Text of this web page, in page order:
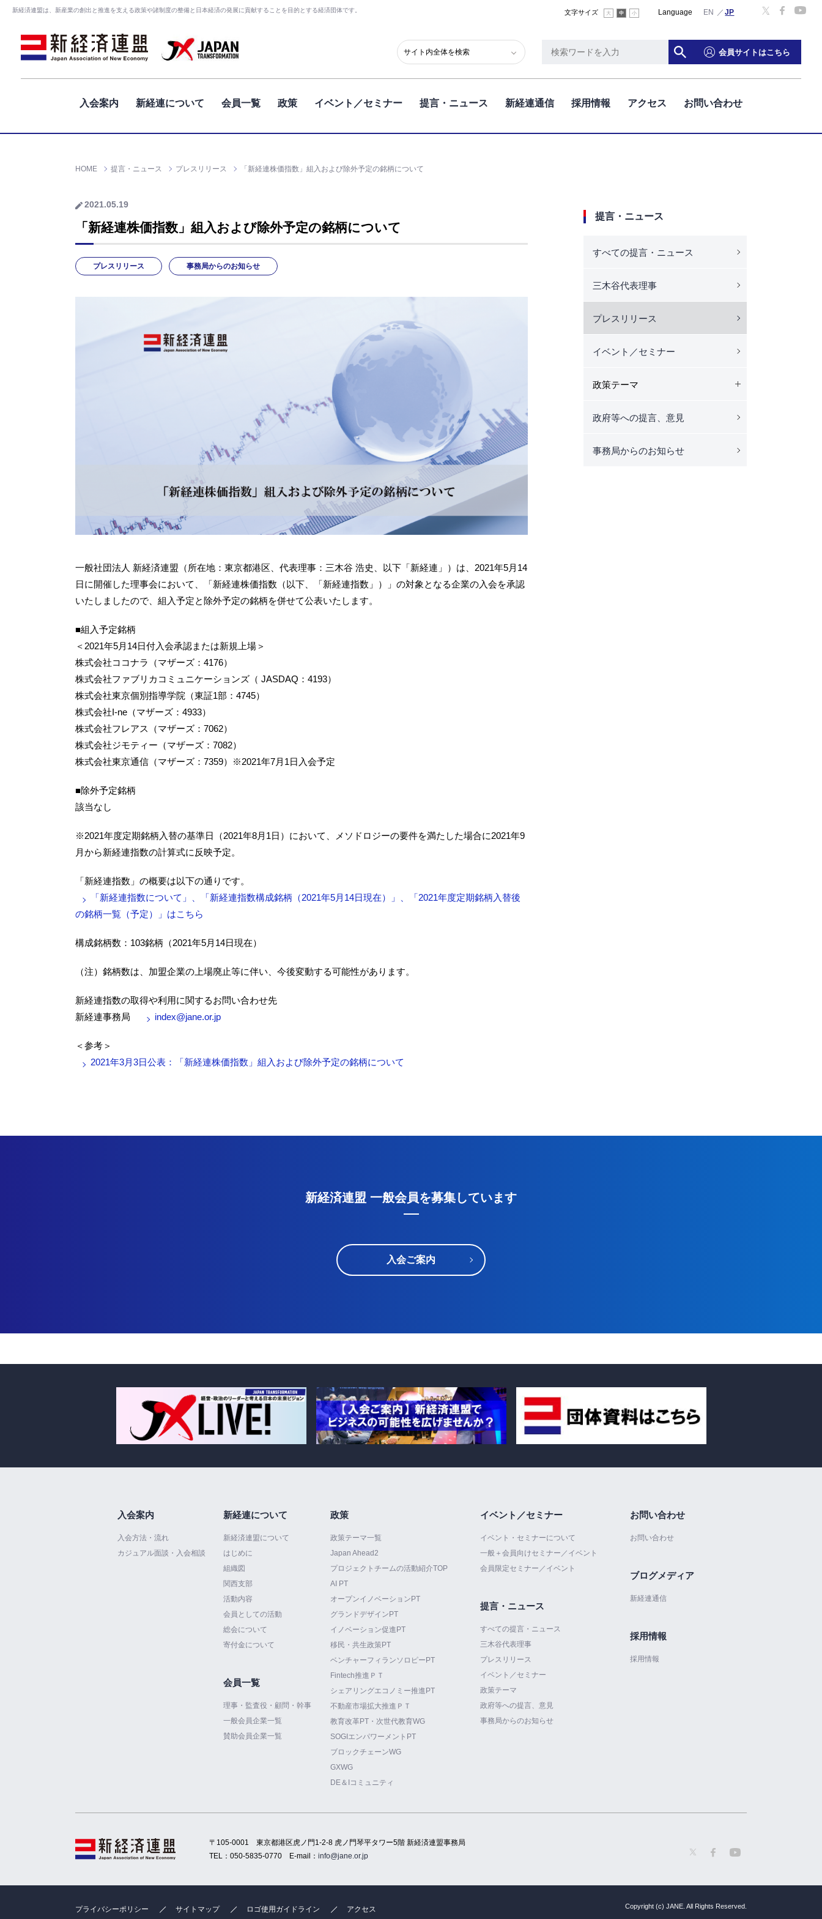
新経済連盟は、新産業の創出と推進を支える政策や諸制度の整備と日本経済の発展に貢献することを目的とする経済団体です。 文字サイズ 大 中 小 Language English
会員サイトはこちら
入会案内 新経連について 会員一覧 政策 イベント／セミナー 提言・ニュース 新経連通信 採用情報 アクセス お問い合わせ
HOME 提言・ニュース プレスリリース 「新経連株価指数」組入および除外予定の銘柄について
2021.05.19
「新経連株価指数」組入および除外予定の銘柄について
プレスリリース 事務局からのお知らせ
一般社団法人 新経済連盟（所在地：東京都港区、代表理事：三木谷 浩史、以下「新経連」）は、2021年5月14
日に開催した理事会において、「新経連株価指数（以下、「新経連指数」）」の対象となる企業の入会を承認
いたしましたので、組入予定と除外予定の銘柄を併せて公表いたします。
■組入予定銘柄
＜2021年5月14日付入会承認または新規上場＞
株式会社ココナラ（マザーズ：4176）
株式会社ファブリカコミュニケーションズ（ JASDAQ：4193）
株式会社東京個別指導学院（東証1部：4745）
株式会社I-ne（マザーズ：4933）
株式会社フレアス（マザーズ：7062）
株式会社ジモティー（マザーズ：7082）
株式会社東京通信（マザーズ：7359）※2021年7月1日入会予定
■除外予定銘柄
該当なし
※2021年度定期銘柄入替の基準日（2021年8月1日）において、メソドロジーの要件を満たした場合に2021年9
月から新経連指数の計算式に反映予定。
「新経連指数」の概要は以下の通りです。
「新経連指数について」、「新経連指数構成銘柄（2021年5月14日現在）」、「2021年度定期銘柄入替後
の銘柄一覧（予定）」はこちら
構成銘柄数：103銘柄（2021年5月14日現在）
（注）銘柄数は、加盟企業の上場廃止等に伴い、今後変動する可能性があります。
新経連指数の取得や利用に関するお問い合わせ先
新経連事務局
index@jane.or.jp
＜参考＞
2021年3月3日公表：「新経連株価指数」組入および除外予定の銘柄について
提言・ニュース
すべての提言・ニュース
三木谷代表理事
プレスリリース
イベント／セミナー
政策テーマ
政府等への提言、意見
事務局からのお知らせ
新経済連盟 一般会員を募集しています
入会ご案内
入会案内
入会方法・流れ
カジュアル面談・入会相談
新経連について
新経済連盟について
はじめに
組織図
関西支部
活動内容
会員としての活動
総会について
寄付金について
会員一覧
理事・監査役・顧問・幹事
一般会員企業一覧
賛助会員企業一覧
政策
政策テーマ一覧
Japan Ahead2
プロジェクトチームの活動紹介TOP
AI PT
オープンイノベーションPT
グランドデザインPT
イノベーション促進PT
移民・共生政策PT
ベンチャーフィランソロピーPT
Fintech推進ＰＴ
シェアリングエコノミー推進PT
不動産市場拡大推進ＰＴ
教育改革PT・次世代教育WG
SOGIエンパワーメントPT
ブロックチェーンWG
GXWG
DE＆Iコミュニティ
イベント／セミナー
イベント・セミナーについて
一般＋会員向けセミナー／イベント
会員限定セミナー／イベント
提言・ニュース
すべての提言・ニュース
三木谷代表理事
プレスリリース
イベント／セミナー
政策テーマ
政府等への提言、意見
事務局からのお知らせ
お問い合わせ
お問い合わせ
ブログメディア
新経連通信
採用情報
採用情報
〒105-0001 東京都港区虎ノ門1-2-8 虎ノ門琴平タワー5階 新経済連盟事務局
TEL： 050-5835-0770E-mail： info@jane.or.jp
プライバシーポリシー サイトマップ ロゴ使用ガイドライン アクセス Copyright (c) JANE. All Rights Reserved.